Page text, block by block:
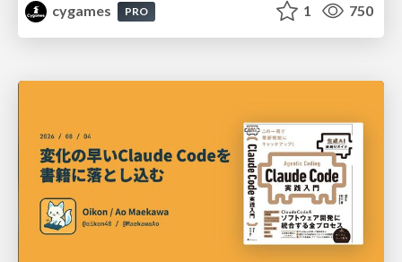
cygames
PRO 1 750